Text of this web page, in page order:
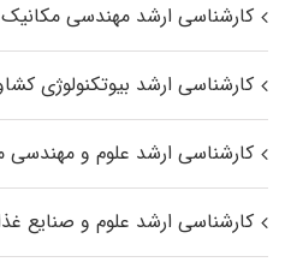
کارشناسی ارشد مهندسی
کارشناسی ارشد بیوتکنولوژی
کارشناسی ارشد علوم و مهندسی
کارشناسی ارشد علوم و صنایع